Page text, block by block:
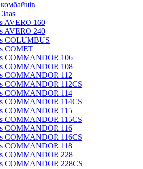
AVERO 160
AVERO 240
COLUMBUS
COMET
COMMANDOR 106
COMMANDOR 108
COMMANDOR 112
COMMANDOR 112CS
COMMANDOR 114
COMMANDOR 114CS
COMMANDOR 115
COMMANDOR 115CS
COMMANDOR 116
COMMANDOR 116CS
COMMANDOR 118
COMMANDOR 228
COMMANDOR 228CS